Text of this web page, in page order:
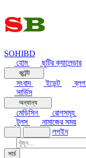
SOHIBD
হোম
ছুটির ক্যালেন্ডার
কন্টেন্ট
সংবাদ ইভেন্ট ব্লগ
সার্ভিস
অন্যান্য
মেডিসিন রোগসমূহ
টুলস
নামাজের সময়
লগইন
সার্চ